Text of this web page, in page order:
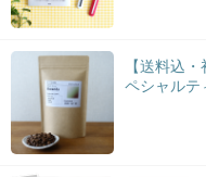
【送料込
ペシャルテ